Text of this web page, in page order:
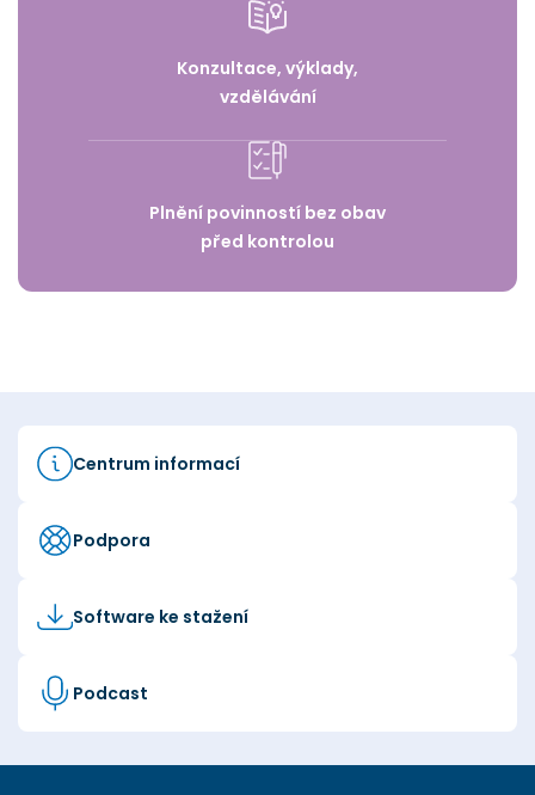
Konzultace, výklady,
vzdělávání
Plnění povinností bez obav
před kontrolou
Centrum informací
Podpora
Software ke stažení
Podcast